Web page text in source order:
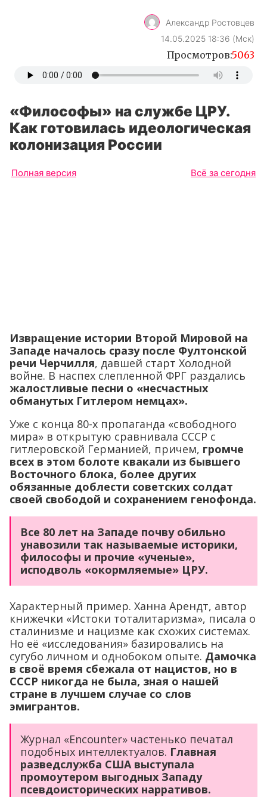
Александр Ростовцев
14.05.2025 18:36 (Мск)
Просмотров:5063
«Философы» на службе ЦРУ.
Как готовилась идеологическая
колонизация России
Полная версия Всё за сегодня
Извращение истории Второй Мировой на
Западе началось сразу после Фултонской
речи Черчилля, давшей старт Холодной
войне. В наспех слепленной ФРГ раздались
жалостливые песни о «несчастных
обманутых Гитлером немцах».
Уже с конца 80-х пропаганда «свободного
мира» в открытую сравнивала СССР с
гитлеровской Германией, причем, громче
всех в этом болоте квакали из бывшего
Восточного блока, более других
обязанные доблести советских солдат
своей свободой и сохранением генофонда.
Все 80 лет на Западе почву обильно
унавозили так называемые историки,
философы и прочие «ученые»,
исподволь «окормляемые» ЦРУ.
Характерный пример. Ханна Арендт, автор
книжечки «Истоки тоталитаризма», писала о
сталинизме и нацизме как схожих системах.
Но её «исследования» базировались на
сугубо личном и однобоком опыте. Дамочка
в своё время сбежала от нацистов, но в
СССР никогда не была, зная о нашей
стране в лучшем случае со слов
эмигрантов.
Журнал «Encounter» частенько печатал
подобных интеллектуалов. Главная
разведслужба США выступала
промоутером выгодных Западу
псевдоисторических нарративов.